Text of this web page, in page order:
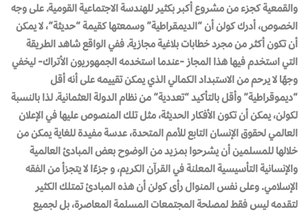
والقمعية كجزء من مشروع أكبر بكثير للهندسة الاجتماعية القومية. على وجه
الخصوص، أدرك كولن أن “الديمقراطية” وسمعتها كقيمة “حديثة”، لا يمكن
أن تكون أكثر من مجرد خطابات بلاغية مجازية. ففي الواقع شاهد الطريقة
التي استخدم فيها هذا المجاز -عندما استخدمه الجمهوريون الأتراك- ليخفي
وجهًا لا يرحم من الاستبداد الكمالي الذي يمكن تقييمه على أنه أقل
“ديموقراطية” وأقل بالتأكيد “تعددية” من نظام الدولة العثمانية. لذا بالنسبة
لكولن، يمكن أن تكون الأفكار الحديثة، مثل تلك المنصوص عليها في الإعلان
العالمي لحقوق الإنسان التابع للأمم المتحدة، عدسة مفيدة للغاية يمكن من
خلالها للمسلمين أن يشرحوا بمزيد من الوضوح بعض المبادئ العالمية
والإنسانية التأسيسية المعلنة في القرآن الكريم، و جزءًا لا يتجزأ من الفقه
الإسلامي. وعلى نفس المنوال رأى كولن أن هذه المبادئ تمتلك الكثير
لتقدمه ليس فقط لمصلحة المجتمعات المسلمة المعاصرة، بل لجميع